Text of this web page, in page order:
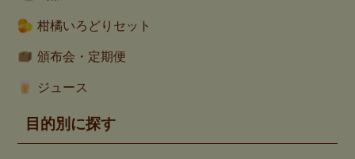
柑橘いろどりセット
頒布会・定期便
ジュース
目的別に探す